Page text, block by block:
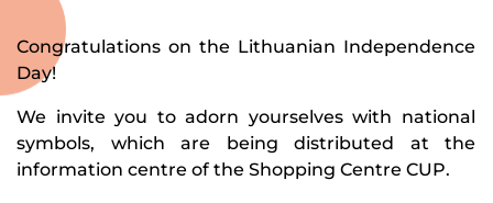
Congratulations on the Lithuanian Independence
Day!
We invite you to adorn yourselves with national
symbols, which are being distributed at the
information centre of the Shopping Centre CUP.